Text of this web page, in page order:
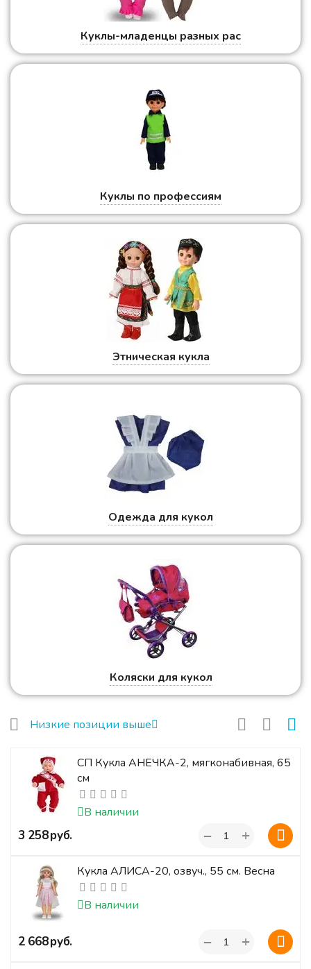
Куклы-младенцы разных рас
Куклы по профессиям
Этническая кукла
Одежда для кукол
Коляски для кукол
Низкие позиции выше
СП Кукла АНЕЧКА-2, мягконабивная, 65
см
В наличии
‍3 258‍руб. +
−
Кукла АЛИСА-20, озвуч., 55 см. Весна
В наличии
‍2 668‍руб. +
−